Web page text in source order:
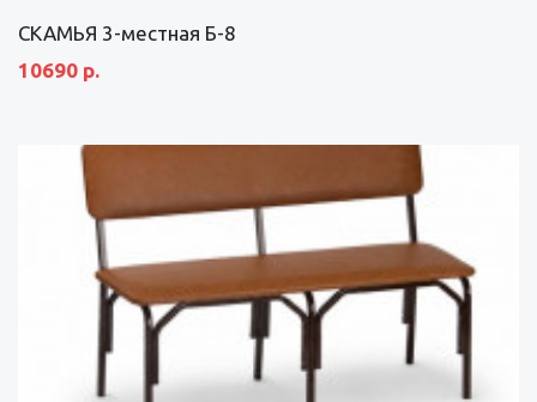
СКАМЬЯ 3-местная Б-8
10690 р.